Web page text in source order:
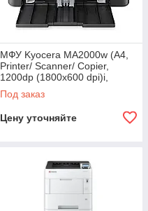
МФУ Kyocera MA2000w (А4,
Printer/ Scanner/ Copier,
1200dp (1800x600 dpi)i,
Mono, 20 ppm, 64MB,
450Mhz, tray
Под заказ
Цену уточняйте